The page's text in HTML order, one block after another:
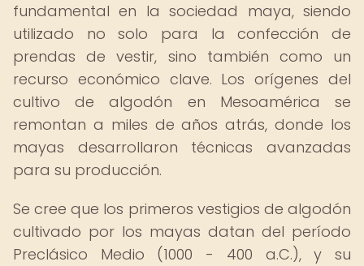
fundamental en la sociedad maya, siendo
utilizado no solo para la confección de
prendas de vestir, sino también como un
recurso económico clave. Los orígenes del
cultivo de algodón en Mesoamérica se
remontan a miles de años atrás, donde los
mayas desarrollaron técnicas avanzadas
para su producción.
Se cree que los primeros vestigios de algodón
cultivado por los mayas datan del período
Preclásico Medio (1000 - 400 a.C.), y su